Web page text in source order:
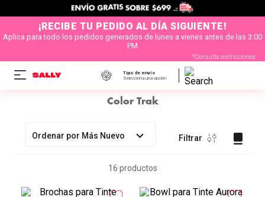
¡RECIBE TU PEDIDO AL DÍA SIGUIENTE!
Aplica para todo los pedidos generados de lunes a vienes antes de las 3:00
PM
*Consulta restricciones
Tipo de envío
Selecciona una opción
Color Trak
Ordenar por Más Nuevo Filtrar
16 productos